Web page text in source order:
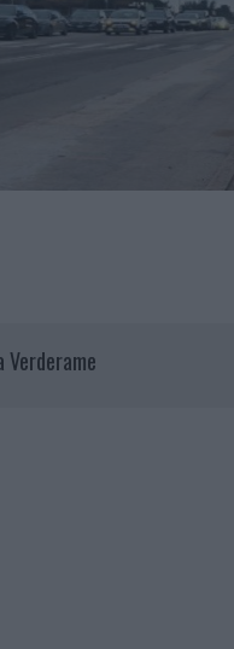
Verderame